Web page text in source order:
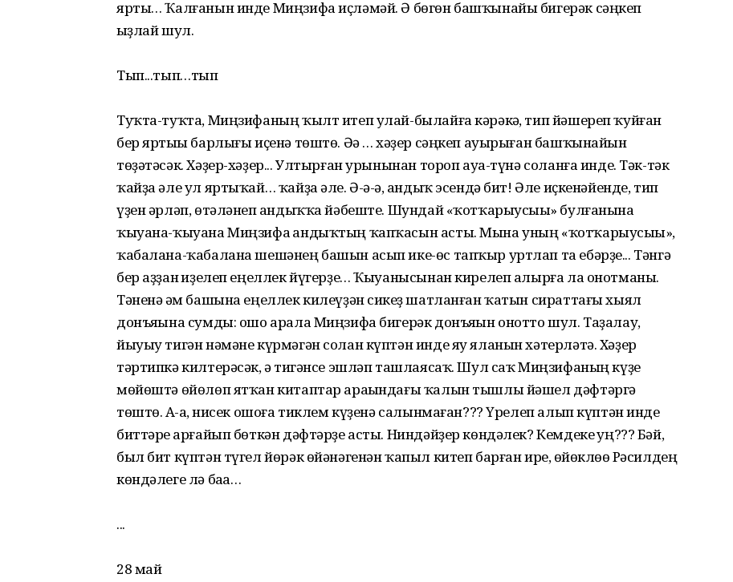
ярты… Ҡалғанын инде Миңзифа иҫләмәй. Ә бөгөн башҡынайы бигерәк сәңкеп
һыҙлай шул.
Тып...тып…тып
Туҡта-туҡта, Миңзифаның ҡылт итеп улай-былайға кәрәкһә, тип йәшереп ҡуйған
бер яртыһы барлығы иҫенә төштө. Әһә … хәҙер сәңкеп ауырыған башҡынайын
төҙәтәсәк. Хәҙер-хәҙер... Ултырған урынынан тороп ауа-түнә соланға инде. Тәк-тәк
ҡайҙа әле ул яртыҡай… ҡайҙа әле. Ә-ә-ә, һандыҡ эсендә бит! Әле иҫкенәйенде, тип
үҙен әрләп, өтәләнеп һандыҡҡа йәбеште. Шундай «ҡотҡарыусыһы» булғанына
ҡыуана-ҡыуана Миңзифа һандыҡтың ҡапҡасын асты. Мына уның «ҡотҡарыусыһы»,
ҡабалана-ҡабалана шешәнең башын асып ике-өс тапҡыр уртлап та ебәрҙе... Тәнгә
бер аҙҙан һиҙелеп еңеллек йүгерҙе… Ҡыуанысынан кирелеп алырға ла онотманы.
Тәненә һәм башына еңеллек килеүҙән сикһеҙ шатланған ҡатын сираттағы хыял
донъяһына сумды: ошо арала Миңзифа бигерәк донъяһын онотто шул. Таҙалау,
йыуыу тигән нәмәне күрмәгән солан күптән инде яу яланын хәтерләтә. Хәҙер
тәртипкә килтерәсәк, һә тигәнсе эшләп ташлаясаҡ. Шул саҡ Миңзифаның күҙе
мөйөштә өйөлөп ятҡан китаптар араһындағы ҡалын тышлы йәшел дәфтәргә
төштө. Аһ-аһ, нисек ошоға тиклем күҙенә салынмаған??? Үрелеп алып күптән инде
биттәре һарғайып бөткән дәфтәрҙе асты. Ниндәйҙер көндәлек? Кемдеке һуң??? Бәй,
был бит күптән түгел йөрәк өйәнәгенән ҡапыл китеп барған ире, һөйөклөһө Рәсилдең
көндәлеге лә баһа…
...
28 май